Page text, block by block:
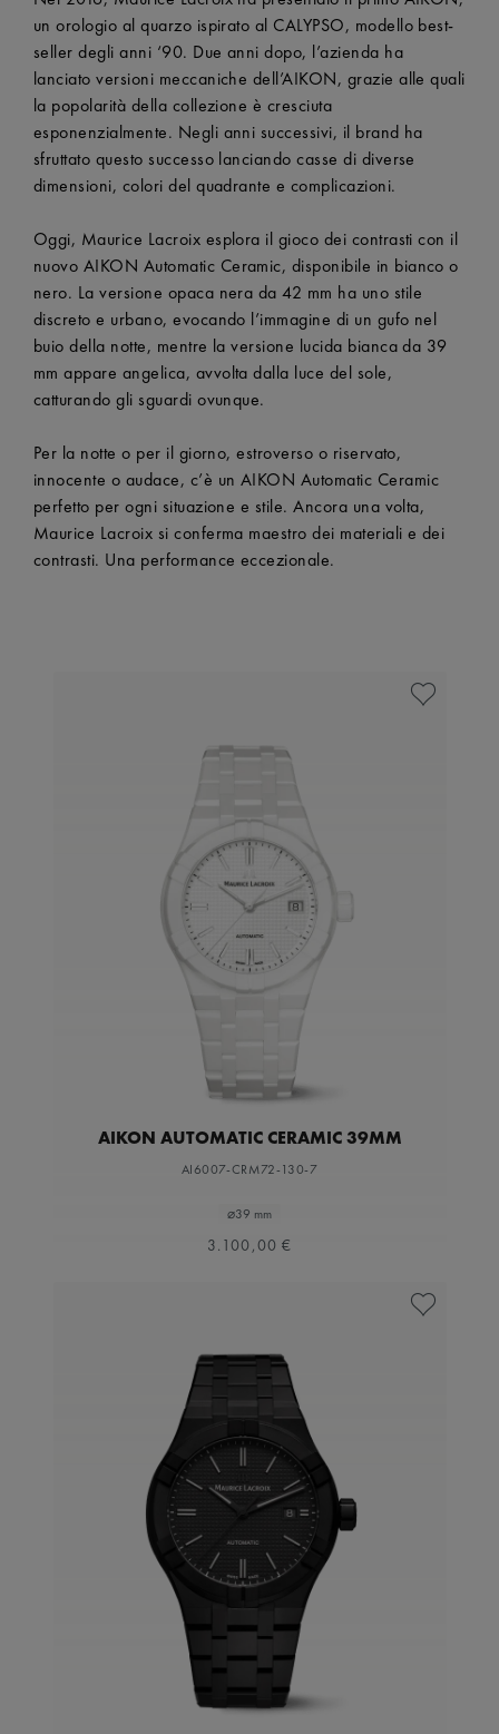
un orologio al quarzo ispirato al CALYPSO, modello best-
seller degli anni ‘90. Due anni dopo, l’azienda ha
lanciato versioni meccaniche dell’AIKON, grazie alle quali
la popolarità della collezione è cresciuta
esponenzialmente. Negli anni successivi, il brand ha
sfruttato questo successo lanciando casse di diverse
dimensioni, colori del quadrante e complicazioni.
Oggi, Maurice Lacroix esplora il gioco dei contrasti con il
nuovo AIKON Automatic Ceramic, disponibile in bianco o
nero. La versione opaca nera da 42 mm ha uno stile
discreto e urbano, evocando l’immagine di un gufo nel
buio della notte, mentre la versione lucida bianca da 39
mm appare angelica, avvolta dalla luce del sole,
catturando gli sguardi ovunque.
Per la notte o per il giorno, estroverso o riservato,
innocente o audace, c’è un AIKON Automatic Ceramic
perfetto per ogni situazione e stile. Ancora una volta,
Maurice Lacroix si conferma maestro dei materiali e dei
contrasti. Una performance eccezionale.
AIKON AUTOMATIC CERAMIC 39MM
AI6007-CRM72-130-7
⌀39 mm
3.100,00 €